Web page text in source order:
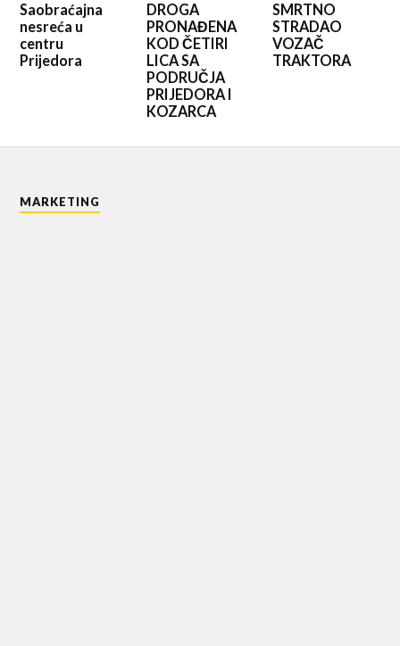
Saobraćajna
nesreća u
centru
Prijedora
DROGA
PRONAĐENA
KOD ČETIRI
LICA SA
PODRUČJA
PRIJEDORA I
KOZARCA
SMRTNO
STRADAO
VOZAČ
TRAKTORA
MARKETING